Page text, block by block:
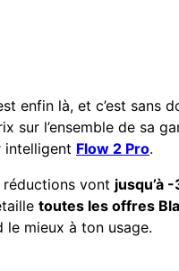
enfin là, et c’est sans
sur l’ensemble de sa
intelligent Flow 2 Pro.
réductions vont jusqu’à -
toutes les offres
mieux à ton usage.